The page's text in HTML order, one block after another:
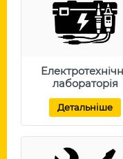
лабораторія
Детальніше